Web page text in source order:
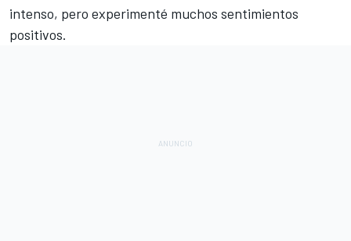
intenso, pero experimenté muchos sentimientos
positivos.